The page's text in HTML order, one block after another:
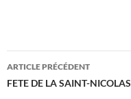
Navigation
des
ARTICLE PRÉCÉDENT
FETE DE LA SAINT-NICOLAS